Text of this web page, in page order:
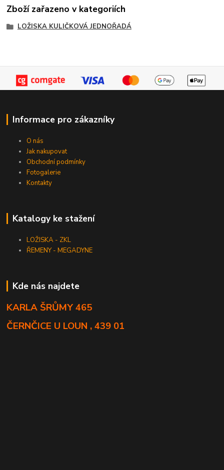
Zboží zařazeno v kategoriích
LOŽISKA KULIČKOVÁ JEDNOŘADÁ
Informace pro zákazníky
O nás
Jak nakupovat
Obchodní podmínky
Fotogalerie
Kontakty
Katalogy ke stažení
LOŽISKA - ZKL
ŘEMENY - MEGADYNE
Kde nás najdete
KARLA ŠRŮMY 465
ČERNČICE U LOUN , 439 01